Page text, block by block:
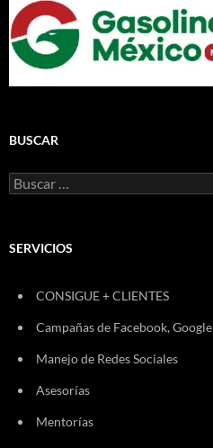
BUSCAR
Buscar:
SERVICIOS
CONSIGUE + CLIENTES
Campañas de Facebook, Google
Manejo de Redes Sociales
Asesorías
Mentorías